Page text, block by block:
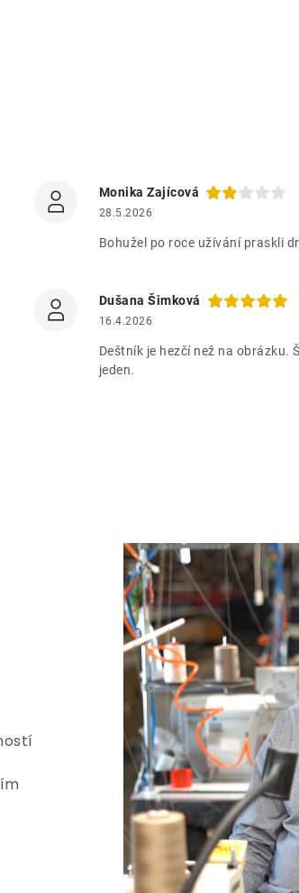
Monika Zajícová
28.5.2026
Bohužel po roce užívání praskli
Dušana Šimková
16.4.2026
Deštník je hezčí než na obrázku.
jeden.